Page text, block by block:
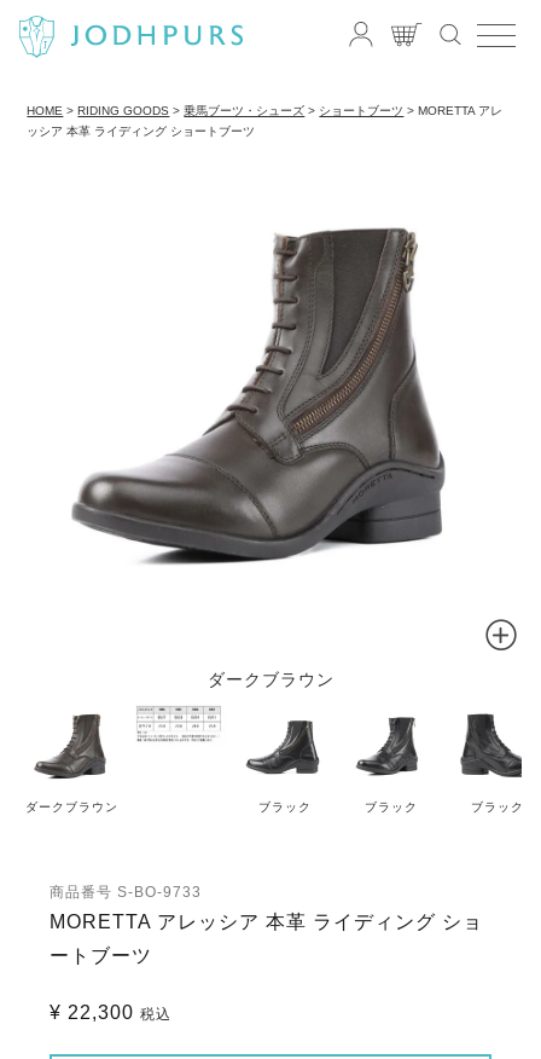
HOME RIDING GOODS 乗馬ブーツ・シューズ ショートブーツ
MORETTA アレ
ッシア 本革 ライディング ショートブーツ
ダークブラウン
ダークブラウン ブラック ブラック ブラック
商品番号 S-BO-9733
MORETTA アレッシア 本革 ライディング ショ
ートブーツ
¥ 22,300 税込